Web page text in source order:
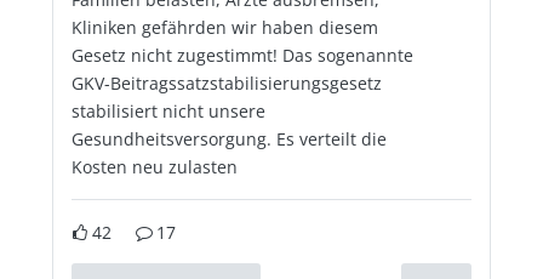
Kliniken gefährden wir haben diesem
Gesetz nicht zugestimmt! Das sogenannte
GKV-Beitragssatzstabilisierungsgesetz
stabilisiert nicht unsere
Gesundheitsversorgung. Es verteilt die
Kosten neu zulasten
42 17